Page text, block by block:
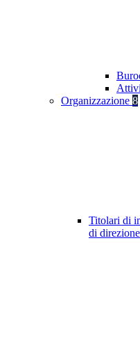
Organizzazione 8
Titolari di
di